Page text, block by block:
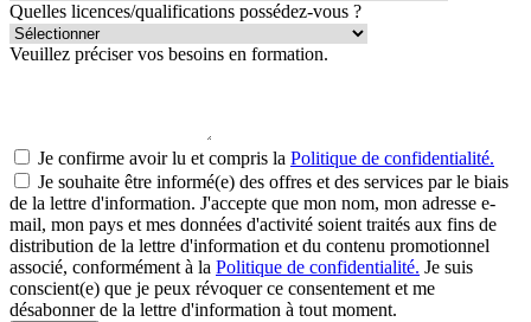
Quelles licences/qualifications possédez-vous ?
Veuillez préciser vos besoins en formation.
Je confirme avoir lu et compris la Politique de confidentialité.
Je souhaite être informé(e) des offres et des services par le biais
de la lettre d'information. J'accepte que mon nom, mon adresse e-
mail, mon pays et mes données d'activité soient traités aux fins de
distribution de la lettre d'information et du contenu promotionnel
associé, conformément à la Politique de confidentialité. Je suis
conscient(e) que je peux révoquer ce consentement et me
désabonner de la lettre d'information à tout moment.